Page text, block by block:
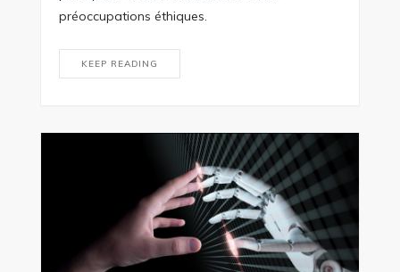
préoccupations éthiques.
KEEP READING